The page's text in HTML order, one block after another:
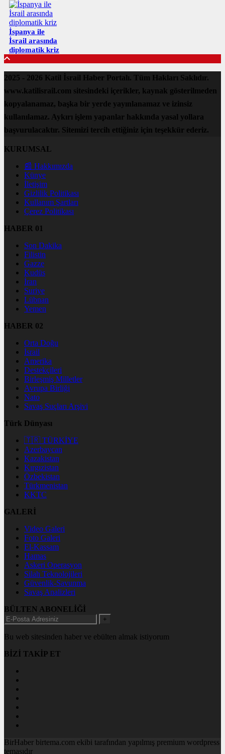
İspanya ile
İsrail arasında
diplomatik kriz
2025 - 2026 Katil İsrail Haber Portalı. Tüm Hakları Saklıdır.
www.katilisrail.com sitesindeki içerikler, kaynak gösterilmeden
kopyalanamaz, başka bir yerde yayınlanamaz ve izinsiz
kullanılamaz. Aykırı işlem yapanlar hakkında yasal yollara
başvurulacaktır. Sitemizi tercih ettiğiniz için teşekkür ederiz.
KURUMSAL
📰 Hakkımızda
Künye
İletişim
Gizlilik Politikası
Kullanım Şartları
Çerez Politikası
HABER 01
Son Dakika
Filistin
Gazze
Kudüs
İran
Suriye
Lübnan
Yemen
HABER 02
Orta Doğu
İsrail
Amerika
Destekçileri
Birleşmiş Milletler
Avrupa Birliği
Nato
Savaş Suçları Arşivi
Türk Dünyası
🇹🇷 TÜRKİYE
Azerbaycan
Kazakistan
Kırgızistan
Özbekistan
Türkmenistan
KKTC
GALERİ
Video Galeri
Foto Galeri
El-Kassam
Hamas
Askeri Operasyon
Silah Teknolojileri
Güvenlik-Savunma
Savaş Analizleri
BÜLTEN ABONELİĞİ
+
Bu web sitesinden haber ve ebülten almak istiyorum
BİZİ TAKİP ET
BirHaber birtema.com ekibi tarafından yapılmış premium wordpress
temasıdır